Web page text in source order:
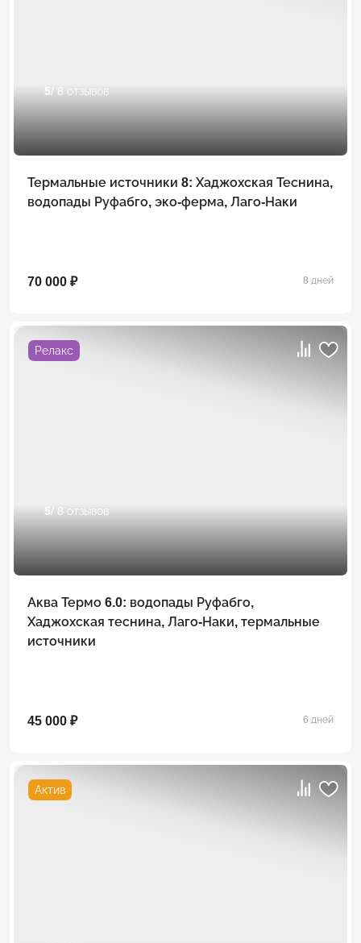
5/ 8 отзывов
Термальные источники 8: Хаджохская Теснина,
водопады Руфабго, эко-ферма, Лаго-Наки
70 000 ₽ 8 дней
Релакс
5/ 8 отзывов
Аква Термо 6.0: водопады Руфабго,
Хаджохская теснина, Лаго-Наки, термальные
источники
45 000 ₽ 6 дней
Актив